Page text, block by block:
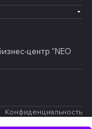
центр "NEO
Конфиденциальность